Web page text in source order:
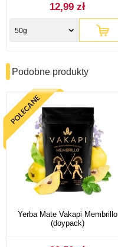
12,99 zł
50g
Podobne produkty
Yerba Mate Vakapi Membrillo
(doypack)